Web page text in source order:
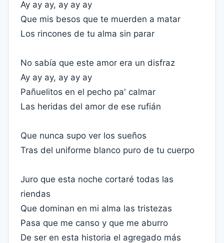
Ay ay ay, ay ay ay
Que mis besos que te muerden a matar
Los rincones de tu alma sin parar
No sabía que este amor era un disfraz
Ay ay ay, ay ay ay
Pañuelitos en el pecho pa' calmar
Las heridas del amor de ese rufián
Que nunca supo ver los sueños
Tras del uniforme blanco puro de tu cuerpo
Juro que esta noche cortaré todas las
riendas
Que dominan en mi alma las tristezas
Pasa que me canso y que me aburro
De ser en esta historia el agregado más